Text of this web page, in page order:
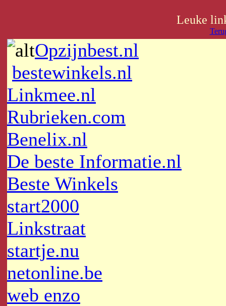
Leuke
Opzijnbest.nl
bestewinkels.nl
Linkmee.nl
Rubrieken.com
Benelix.nl
De beste Informatie.nl
Beste Winkels
start2000
Linkstraat
startje.nu
netonline.be
web enzo